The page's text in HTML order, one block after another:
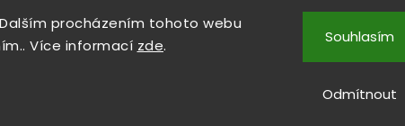
procházením tohoto webu
Více informací zde.
Odmítnout
Souhlasím